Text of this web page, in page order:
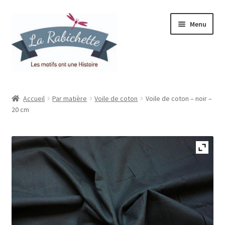
la
navigation
contenu
Menu
Contact
Ma liste de souhaits
Mon espace
Mon compte
Panier
Accueil Par matière Voile de coton
Voile de coton – noir –
20 cm